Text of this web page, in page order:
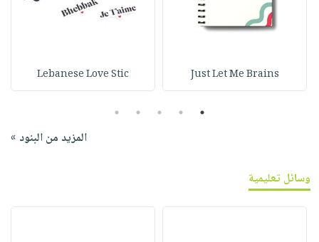
Just Let Me Brains
Lebanese Love Stic
1
2
3
4
5
المزيد من البنود »
وسائل تعليمية